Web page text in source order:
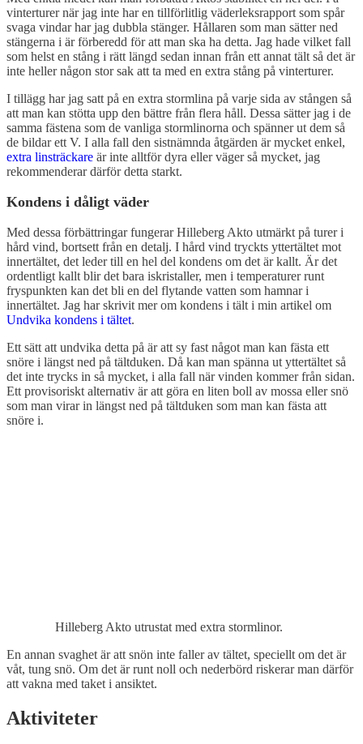
vinterturer när jag inte har en tillförlitlig väderleksrapport som spår
svaga vindar har jag dubbla stänger. Hållaren som man sätter ned
stängerna i är förberedd för att man ska ha detta. Jag hade vilket fall
som helst en stång i rätt längd sedan innan från ett annat tält så det är
inte heller någon stor sak att ta med en extra stång på vinterturer.
I tillägg har jag satt på en extra stormlina på varje sida av stången så
att man kan stötta upp den bättre från flera håll. Dessa sätter jag i de
samma fästena som de vanliga stormlinorna och spänner ut dem så
de bildar ett V. I alla fall den sistnämnda åtgärden är mycket enkel,
extra linsträckare är inte alltför dyra eller väger så mycket, jag
rekommenderar därför detta starkt.
Kondens i dåligt väder
Med dessa förbättringar fungerar Hilleberg Akto utmärkt på turer i
hård vind, bortsett från en detalj. I hård vind tryckts yttertältet mot
innertältet, det leder till en hel del kondens om det är kallt. Är det
ordentligt kallt blir det bara iskristaller, men i temperaturer runt
fryspunkten kan det bli en del flytande vatten som hamnar i
innertältet. Jag har skrivit mer om kondens i tält i min artikel om
Undvika kondens i tältet.
Ett sätt att undvika detta på är att sy fast något man kan fästa ett
snöre i längst ned på tältduken. Då kan man spänna ut yttertältet så
det inte trycks in så mycket, i alla fall när vinden kommer från sidan.
Ett provisoriskt alternativ är att göra en liten boll av mossa eller snö
som man virar in längst ned på tältduken som man kan fästa att
snöre i.
Hilleberg Akto utrustat med extra stormlinor.
En annan svaghet är att snön inte faller av tältet, speciellt om det är
våt, tung snö. Om det är runt noll och nederbörd riskerar man därför
att vakna med taket i ansiktet.
Aktiviteter